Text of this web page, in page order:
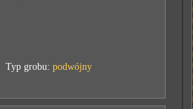
Typ grobu:podwójny